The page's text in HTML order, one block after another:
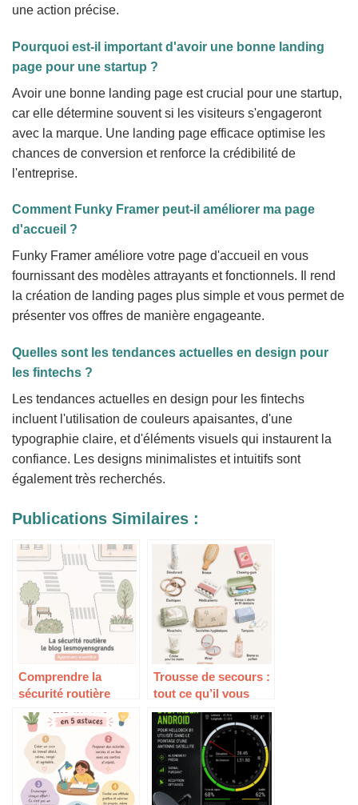
une action précise.
Pourquoi est-il important d'avoir une bonne landing
page pour une startup ?
Avoir une bonne landing page est crucial pour une startup,
car elle détermine souvent si les visiteurs s'engageront
avec la marque. Une landing page efficace optimise les
chances de conversion et renforce la crédibilité de
l'entreprise.
Comment Funky Framer peut-il améliorer ma page
d'accueil ?
Funky Framer améliore votre page d'accueil en vous
fournissant des modèles attrayants et fonctionnels. Il rend
la création de landing pages plus simple et vous permet de
présenter vos offres de manière engageante.
Quelles sont les tendances actuelles en design pour
les fintechs ?
Les tendances actuelles en design pour les fintechs
incluent l'utilisation de couleurs apaisantes, d'une
typographie claire, et d'éléments visuels qui instaurent la
confiance. Les designs minimalistes et intuitifs sont
également très recherchés.
Publications Similaires :
Comprendre la
sécurité routière
pour plus de sérénité
Trousse de secours :
tout ce qu’il vous
faut pour réagir